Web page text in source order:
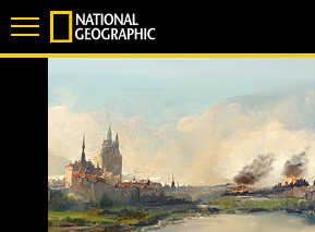
Overslaan
en
naar